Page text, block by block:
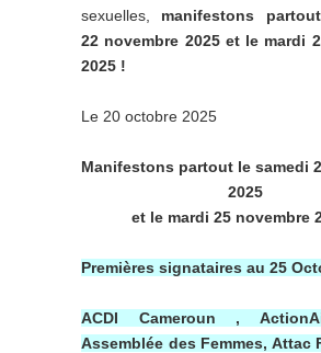
sexuelles,
manifestons
22 novembre 2025 et le mardi
2025 !
Le 20 octobre 2025
Manifestons partout le samedi
2025
et le mardi 25 novembre
Premières signataires au 25
ACDI Cameroun ,
Assemblée des Femmes, Attac